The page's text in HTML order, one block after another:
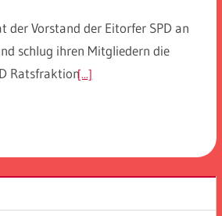
der Vorstand der Eitorfer SPD an
schlug ihren Mitgliedern die
Ratsfraktion[...]